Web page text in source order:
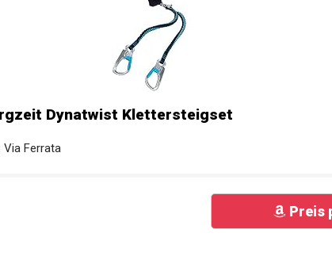
Dynatwist Klettersteigset
Ferrata
Preis